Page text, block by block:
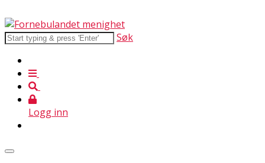
Søk
Logg inn